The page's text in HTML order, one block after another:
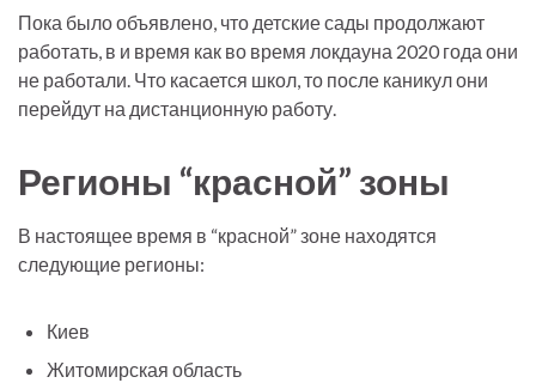
Пока было объявлено, что детские сады продолжают
работать, в и время как во время локдауна 2020 года они
не работали. Что касается школ, то после каникул они
перейдут на дистанционную работу.
Регионы “красной” зоны
В настоящее время в “красной” зоне находятся
следующие регионы:
Киев
Житомирская область